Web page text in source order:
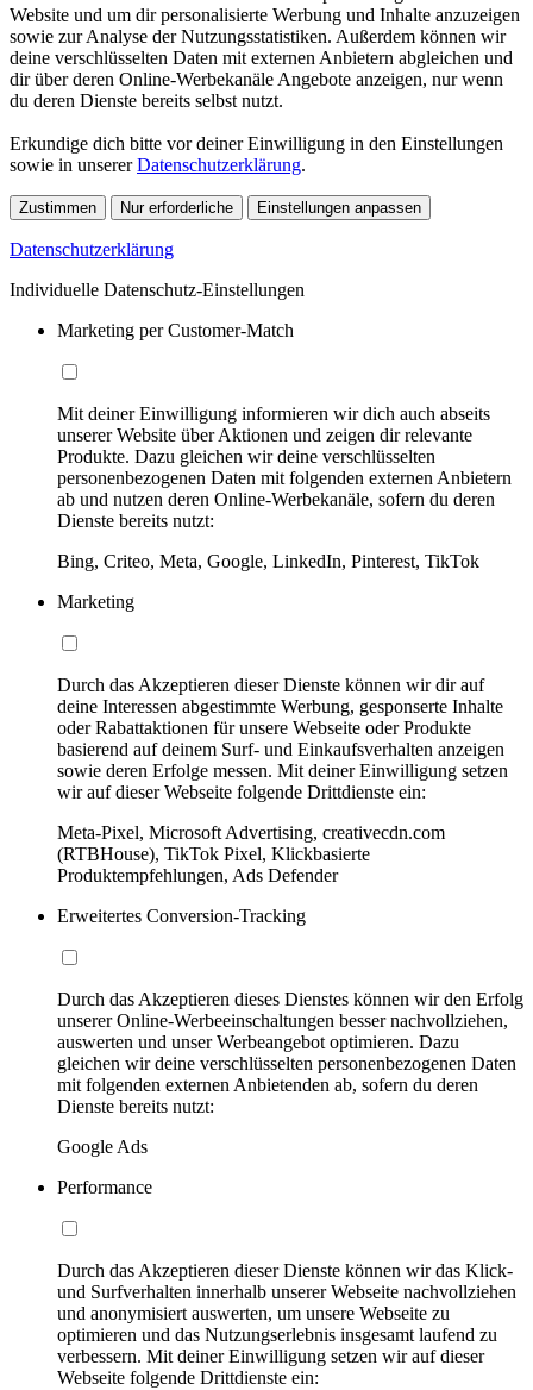
Website und um dir personalisierte Werbung und Inhalte anzuzeigen
sowie zur Analyse der Nutzungsstatistiken. Außerdem können wir
deine verschlüsselten Daten mit externen Anbietern abgleichen und
dir über deren Online-Werbekanäle Angebote anzeigen, nur wenn
du deren Dienste bereits selbst nutzt.
Erkundige dich bitte vor deiner Einwilligung in den Einstellungen
sowie in unsererDatenschutzerklärung.
Zustimmen Nur erforderliche Einstellungen anpassen
Datenschutzerklärung
Individuelle Datenschutz-Einstellungen
Marketing per Customer-Match
Mit deiner Einwilligung informieren wir dich auch abseits
unserer Website über Aktionen und zeigen dir relevante
Produkte. Dazu gleichen wir deine verschlüsselten
personenbezogenen Daten mit folgenden externen Anbietern
ab und nutzen deren Online-Werbekanäle, sofern du deren
Dienste bereits nutzt:
Bing, Criteo, Meta, Google, LinkedIn, Pinterest, TikTok
Marketing
Durch das Akzeptieren dieser Dienste können wir dir auf
deine Interessen abgestimmte Werbung, gesponserte Inhalte
oder Rabattaktionen für unsere Webseite oder Produkte
basierend auf deinem Surf- und Einkaufsverhalten anzeigen
sowie deren Erfolge messen. Mit deiner Einwilligung setzen
wir auf dieser Webseite folgende Drittdienste ein:
Meta-Pixel, Microsoft Advertising, creativecdn.com
(RTBHouse), TikTok Pixel, Klickbasierte
Produktempfehlungen, Ads Defender
Erweitertes Conversion-Tracking
Durch das Akzeptieren dieses Dienstes können wir den Erfolg
unserer Online-Werbeeinschaltungen besser nachvollziehen,
auswerten und unser Werbeangebot optimieren. Dazu
gleichen wir deine verschlüsselten personenbezogenen Daten
mit folgenden externen Anbietenden ab, sofern du deren
Dienste bereits nutzt:
Google Ads
Performance
Durch das Akzeptieren dieser Dienste können wir das Klick-
und Surfverhalten innerhalb unserer Webseite nachvollziehen
und anonymisiert auswerten, um unsere Webseite zu
optimieren und das Nutzungserlebnis insgesamt laufend zu
verbessern. Mit deiner Einwilligung setzen wir auf dieser
Webseite folgende Drittdienste ein: